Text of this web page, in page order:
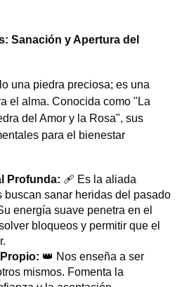
Sanación y Apertura del
una piedra preciosa; es una
el alma. Conocida como "La
del Amor y la Rosa", sus
para el bienestar
Profunda: 🩹 Es la aliada
buscan sanar heridas del pasado
energía suave penetra en el
bloqueos y permitir que el
👑 Nos enseña a ser
mismos. Fomenta la